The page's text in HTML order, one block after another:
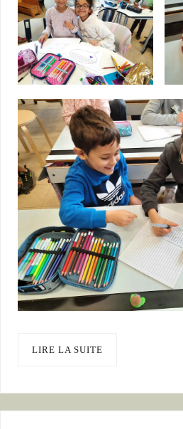
LIRE LA SUITE